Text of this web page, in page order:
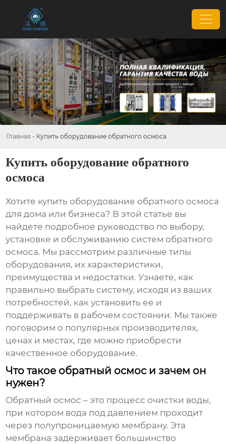
Главная - Купить оборудование обратного осмоса
Купить оборудование обратного
осмоса
Хотите купить оборудование обратного осмоса
для дома или бизнеса? В этой статье вы
найдете подробное руководство по выбору,
установке и обслуживанию систем обратного
осмоса. Мы рассмотрим различные типы
оборудования, их характеристики,
преимущества и недостатки. Узнаете, как
правильно выбрать систему, исходя из ваших
потребностей, как установить ее и
поддерживать в рабочем состоянии. Мы также
поговорим о популярных производителях,
ценах и местах, где можно приобрести
качественное оборудование.
Что такое обратный осмос и зачем он
нужен?
Обратный осмос – это процесс очистки воды,
при котором вода под давлением проходит
через полупроницаемую мембрану. Эта
мембрана задерживает большинство